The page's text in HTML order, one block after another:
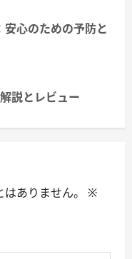
心のための予防と
説とレビュー
ありません。
※